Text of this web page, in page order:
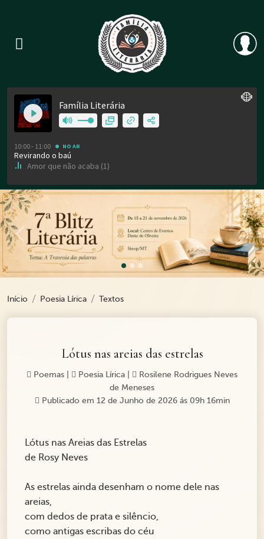
Previous
Início Poesia Lírica Textos
Lótus nas areias das estrelas
Poemas Poesia Lírica
Rosilene Rodrigues Neves
de Meneses
Publicado em 12 de Junho de 2026 ás 09h 16min
Lótus nas Areias das Estrelas
de Rosy Neves
As estrelas ainda desenham o nome dele nas
areias,
com dedos de prata e silêncio,
como antigas escribas do céu